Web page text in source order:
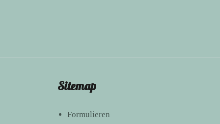
Sitemap
Formulieren